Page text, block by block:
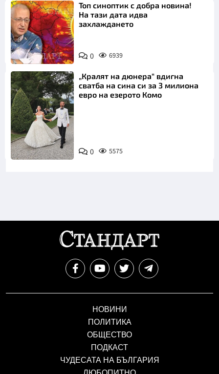
Топ синоптик с добра новина!
На тази дата идва
захлаждането
0 6939
Снимка:
Инстаграм
„Кралят на дюнера“ вдигна
сватба на сина си за 3 милиона
евро на езерото Комо
0 5575
НОВИНИ
ПОЛИТИКА
ОБЩЕСТВО
ПОДКАСТ
ЧУДЕСАТА НА БЪЛГАРИЯ